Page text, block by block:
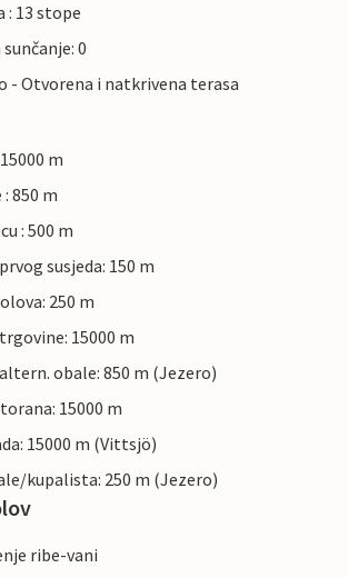
: 13 stope
0
- Otvorena i natkrivena terasa
m
850 m
: 500 m
susjeda: 150 m
250 m
15000 m
obale: 850 m (Jezero)
15000 m
15000 m (Vittsjö)
kupalista: 250 m (Jezero)
ribe-vani